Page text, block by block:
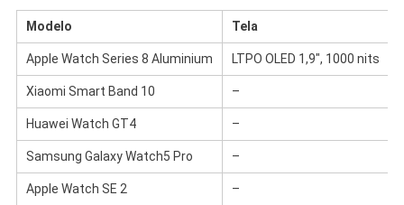
Modelo Tela
Apple Watch Series 8 Aluminium LTPO OLED 1,9″, 1000 nits
Xiaomi Smart Band 10 –
Huawei Watch GT4 –
Samsung Galaxy Watch5 Pro –
Apple Watch SE 2 –